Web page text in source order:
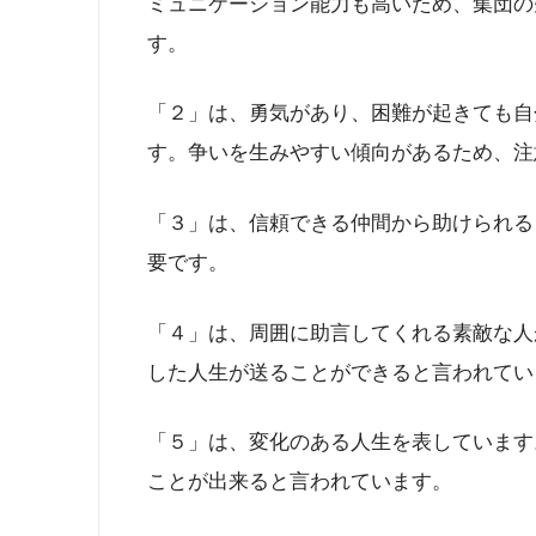
す。
「２」は、勇気があり、困難が起きても
す。争いを生みやすい傾向があるため、
「３」は、信頼できる仲間から助けられ
要です。
「４」は、周囲に助言してくれる素敵な
した人生が送ることができると言われて
「５」は、変化のある人生を表していま
ことが出来ると言われています。